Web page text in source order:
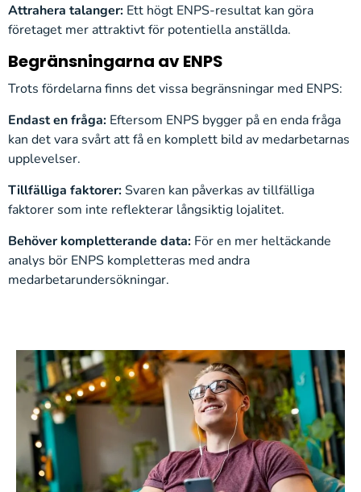
Attrahera talanger: Ett högt ENPS-resultat kan göra
företaget mer attraktivt för potentiella anställda.
Begränsningarna av ENPS
Trots fördelarna finns det vissa begränsningar med ENPS:
Endast en fråga: Eftersom ENPS bygger på en enda fråga
kan det vara svårt att få en komplett bild av medarbetarnas
upplevelser.
Tillfälliga faktorer:Svaren kan påverkas av tillfälliga
faktorer som inte reflekterar långsiktig lojalitet.
Behöver kompletterande data: För en mer heltäckande
analys bör ENPS kompletteras med andra
medarbetarundersökningar.